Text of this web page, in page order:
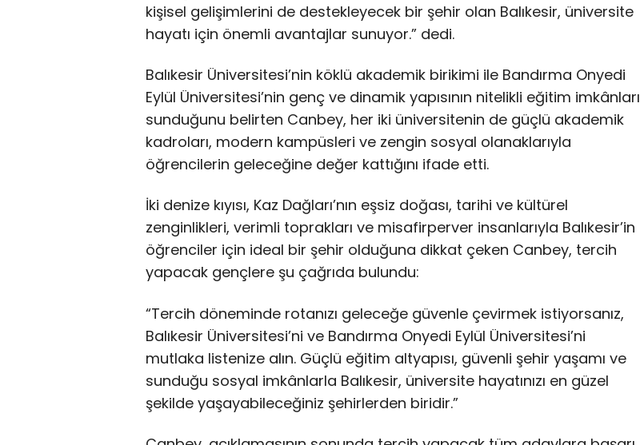
kişisel gelişimlerini de destekleyecek bir şehir olan Balıkesir, üniversite
hayatı için önemli avantajlar sunuyor.” dedi.
Balıkesir Üniversitesi’nin köklü akademik birikimi ile Bandırma Onyedi
Eylül Üniversitesi’nin genç ve dinamik yapısının nitelikli eğitim imkânları
sunduğunu belirten Canbey, her iki üniversitenin de güçlü akademik
kadroları, modern kampüsleri ve zengin sosyal olanaklarıyla
öğrencilerin geleceğine değer kattığını ifade etti.
İki denize kıyısı, Kaz Dağları’nın eşsiz doğası, tarihi ve kültürel
zenginlikleri, verimli toprakları ve misafirperver insanlarıyla Balıkesir’in
öğrenciler için ideal bir şehir olduğuna dikkat çeken Canbey, tercih
yapacak gençlere şu çağrıda bulundu:
“Tercih döneminde rotanızı geleceğe güvenle çevirmek istiyorsanız,
Balıkesir Üniversitesi’ni ve Bandırma Onyedi Eylül Üniversitesi’ni
mutlaka listenize alın. Güçlü eğitim altyapısı, güvenli şehir yaşamı ve
sunduğu sosyal imkânlarla Balıkesir, üniversite hayatınızı en güzel
şekilde yaşayabileceğiniz şehirlerden biridir.”